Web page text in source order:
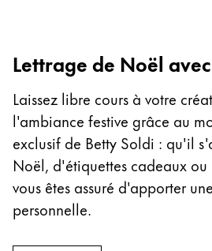
New Zealand
English
Philippines
English
Singapore
English
Lettrage de Noël
Laissez libre cours à votre
l'ambiance festive grâce au
exclusif de Betty Soldi : qu'il
Noël, d'étiquettes cadeaux
vous êtes assuré d'apporter
personnelle.